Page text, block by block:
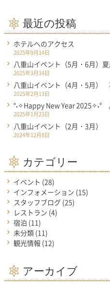
最近の投稿
ホテルへのアクセス
2025年9月14日
八重山イベント（5月・6月）
2025年3月14日
八重山イベント（4月・5月）
2025年2月13日
°˖✧Happy New Year 2025✧˖°
2025年1月23日
八重山イベント（2月・3月）
2024年12月8日
カテゴリー
イベント (28)
インフォメーション (15)
スタッフブログ (25)
レストラン (4)
宿泊 (11)
未分類(11)
観光情報 (12)
アーカイブ